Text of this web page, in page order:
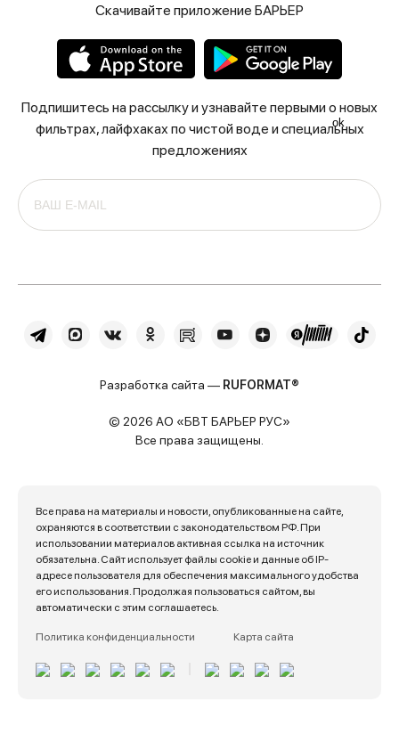
Скачивайте приложение БАРЬЕР
Подпишитесь на рассылку и узнавайте первыми о новых
фильтрах, лайфхаках по чистой воде и специальных
предложениях
ok
Разработка сайта — RUFORMAT®
© 2026 АО «БВТ БАРЬЕР РУС»
Все права защищены.
Все права на материалы и новости, опубликованные на сайте,
охраняются в соответствии с законодательством РФ. При
использовании материалов активная ссылка на источник
обязательна. Сайт использует файлы cookie и данные об IP-
адресе пользователя для обеспечения максимального удобства
его использования. Продолжая пользоваться сайтом, вы
автоматически с этим соглашаетесь.
Политика конфиденциальности Карта сайта